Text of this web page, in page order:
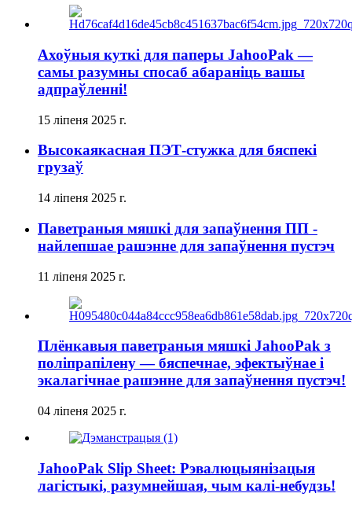
Ахоўныя куткі для паперы JahooPak —
самы разумны спосаб абараніць вашы
адпраўленні!
15 ліпеня 2025 г.
Высокаякасная ПЭТ-стужка для бяспекі
грузаў
14 ліпеня 2025 г.
Паветраныя мяшкі для запаўнення ПП -
найлепшае рашэнне для запаўнення пустэч
11 ліпеня 2025 г.
Плёнкавыя паветраныя мяшкі JahooPak з
поліпрапілену — бяспечнае, эфектыўнае і
экалагічнае рашэнне для запаўнення пустэч!
04 ліпеня 2025 г.
JahooPak Slip Sheet: Рэвалюцыянізацыя
лагістыкі, разумнейшая, чым калі-небудзь!